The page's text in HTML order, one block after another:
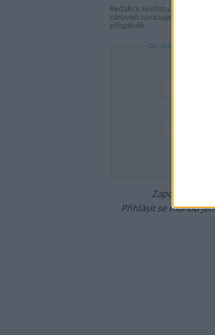
Redakce Ekolistu vítá
zároveň zavazujete dodržovat
příspěvěk
DO DISKUZE SE
Zapomněli jste
Přihlásit se mohou